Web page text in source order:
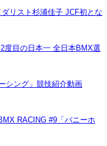
リスト杉浦佳子 JCF初とな
度目の日本一 全日本BMX選
シング」競技紹介動画
RACING #9「バニーホ